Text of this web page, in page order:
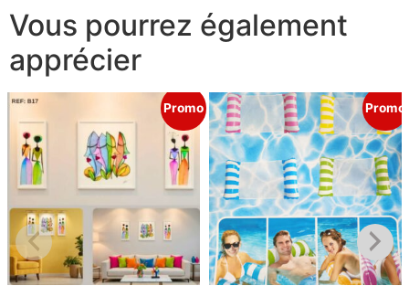
Vous pourrez également
apprécier
Promo Promo